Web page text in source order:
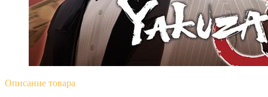
Описание товара